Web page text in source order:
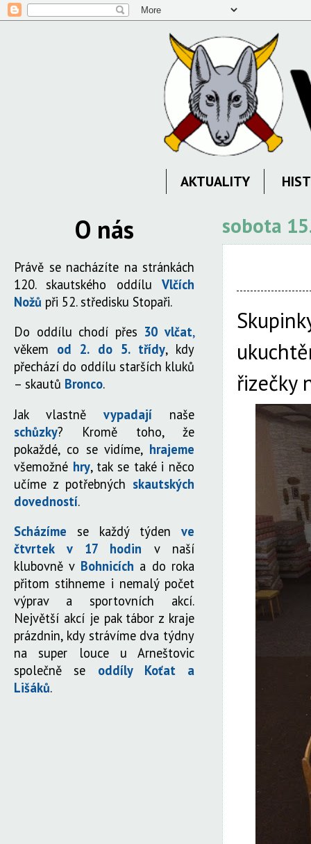
AKTUALITY
sobota
řizečky
O nás
Právě se nacházíte na stránkách
120. skautského oddílu Vlčích
Nožů při 52. středisku Stopaři.
Do oddílu chodí přes 30 vlčat,
věkem od 2. do 5. třídy, kdy
přechází do oddílu starších kluků
– skautů Bronco.
Jak vlastně vypadají
naše
schůzky? Kromě toho, že
pokaždé, co se vidíme, hrajeme
všemožné hry, tak se také i něco
učíme z potřebných skautských
dovedností.
Scházíme
se každý týden ve
čtvrtek v 17 hodin v naší
klubovně v Bohnicích a do roka
přitom stihneme i nemalý počet
výprav a sportovních akcí.
Největší akcí je pak tábor z kraje
prázdnin, kdy strávíme dva týdny
na super louce u Arneštovic
společně se oddíly Koťat a
Lišáků.